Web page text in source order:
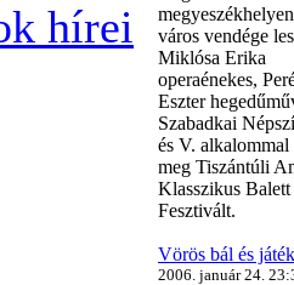
hírei
város vendége
Miklósa Erika
operaénekes,
Eszter
Szabadkai
és V. alkalommal
meg Tiszántúli
Klasszikus Balett
Fesztivált.
Vörös bál és játék
2006. január 24.